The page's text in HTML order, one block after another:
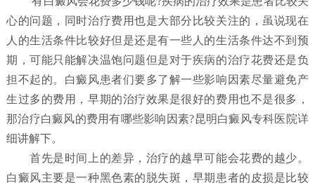
心的问题，同时治疗费用也是大部分比较关注的，虽说现在
人的生活条件比较好但是还是有一些人的生活条件达不到预
期，可能只能解决温饱问题但是对于疾病的治疗花费还是负
担不起的。白癜风患者们要多了解一些影响因素尽量避免产
生过多的费用，早期的治疗效果是很好的费用也不是很多，
那治疗白癜风的费用有哪些影响因素?昆明白癜风专科医院详
细讲解下。
首先是时间上的差异，治疗的越早可能会花费的越少。
白癜风主要是一种黑色素的脱失斑，早期患者的皮损是比较